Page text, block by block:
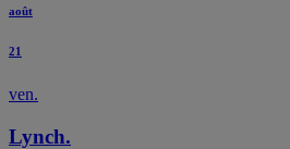
août
21
ven.
Lynch.